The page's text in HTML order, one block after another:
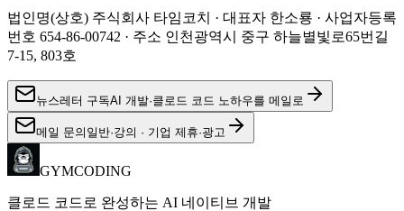
법인명(상호) 주식회사 타임코치 · 대표자 한소룡 · 사업자등록
번호 654-86-00742 · 주소 인천광역시 중구 하늘별빛로65번길
7-15, 803호
뉴스레터 구독AI 개발·클로드 코드 노하우를 메일로
메일 문의 일반·강의 · 기업 제휴·광고
GYMCODING
클로드 코드로 완성하는 AI 네이티브 개발